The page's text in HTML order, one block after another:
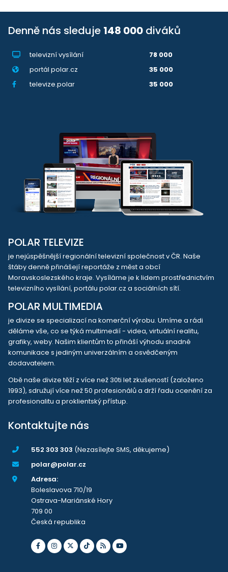
Denně nás sleduje 148 000 diváků
televizní vysílání
78 000
portál polar.cz
35 000
televize.polar
35 000
POLAR TELEVIZE
je nejúspěšnější regionální televizní společnost v ČR. Naše
štáby denně přinášejí reportáže z měst a obcí
Moravskoslezského kraje. Vysíláme je k lidem prostřednictvím
televizního vysílání, portálu polar.cz a sociálních sítí.
POLAR MULTIMEDIA
je divize se specializací na komerční výrobu. Umíme a rádi
děláme vše, co se týká multimedií - videa, virtuální realitu,
grafiky, weby. Našim klientům to přináší výhodu snadné
komunikace s jediným univerzálním a osvědčeným
dodavatelem.
Obě naše divize těží z více než 30ti let zkušeností (založeno
1993), sdružují více než 50 profesionálů a drží řadu ocenění za
profesionalitu a proklientský přístup.
Kontaktujte nás
552 303 303 (Nezasílejte SMS, děkujeme)
polar@polar.cz
Adresa:
Boleslavova 710/19
Ostrava-Mariánské Hory
709 00
Česká republika